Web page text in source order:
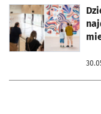
otworzy się w nowej karcie